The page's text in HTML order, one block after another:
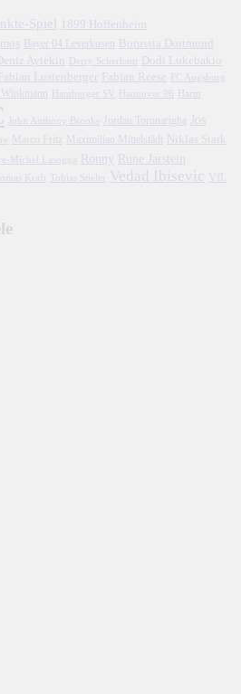
Spiel 1899 Hoffenheim
Bayer 04 Leverkusen Borussia Dortmund
Deniz Aytekin Derry Scherhant
Dodi Lukebakio
Fabian Lustenberger Fabian Reese
Hamburger SV
Jordan Torunarigha
Jos
Marco Fritz Maximilian Mittelstädt Niklas Stark
Michel Lasogga Ronny Rune Jarstein
Kraft Tobias Stieler Vedad Ibisevic
VfL